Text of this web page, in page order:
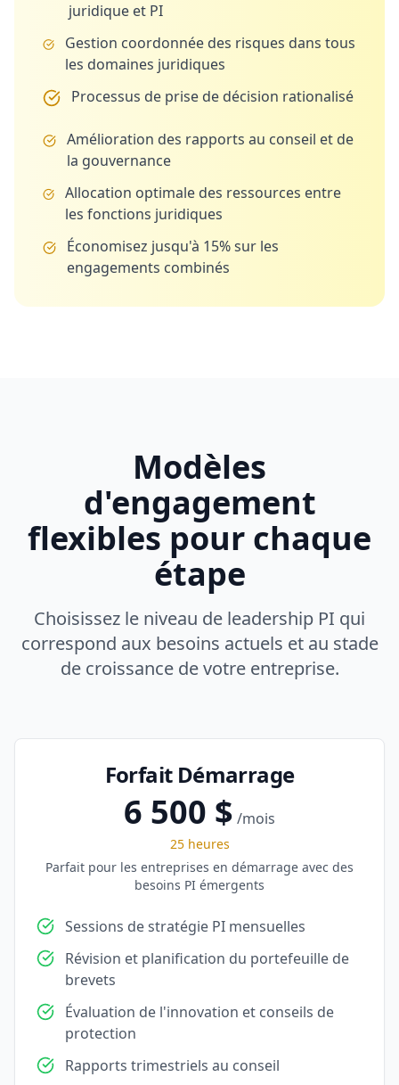
juridique et PI
Gestion coordonnée des risques dans tous
les domaines juridiques
Processus de prise de décision rationalisé
Amélioration des rapports au conseil et de
la gouvernance
Allocation optimale des ressources entre
les fonctions juridiques
Économisez jusqu'à 15% sur les
engagements combinés
Modèles
d'engagement
flexibles pour chaque
étape
Choisissez le niveau de leadership PI qui
correspond aux besoins actuels et au stade
de croissance de votre entreprise.
Forfait Démarrage
6 500 $ /mois
25 heures
Parfait pour les entreprises en démarrage avec des
besoins PI émergents
Sessions de stratégie PI mensuelles
Révision et planification du portefeuille de
brevets
Évaluation de l'innovation et conseils de
protection
Rapports trimestriels au conseil